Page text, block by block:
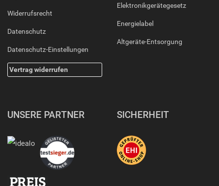
Widerrufsrecht
Datenschutz
Datenschutz-Einstellungen
Vertrag widerrufen
Elektronikgerätegesetz
Energielabel
Altgeräte-Entsorgung
UNSERE PARTNER SICHERHEIT